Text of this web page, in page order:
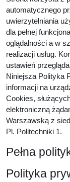
automatycznego
uwierzytelniania
dla pełnej
oglądalności a w
realizacji usług.
ustawień
Niniejsza Polityka
informacji na
Cookies,
elektroniczną
Warszawską z
Pl. Politechniki 1.
Pełna
Polityka